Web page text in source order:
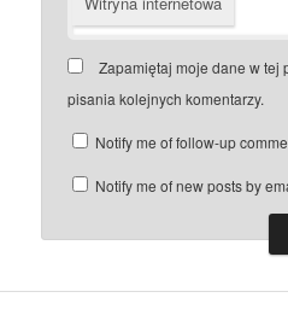
Zapamiętaj moje dane w tej
pisania kolejnych komentarzy.
Notify me of follow-up
Notify me of new posts by